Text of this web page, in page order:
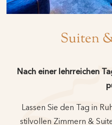
Suiten
Nach einer lehrreichen
Lassen Sie den Tag in
stilvollen Zimmern &